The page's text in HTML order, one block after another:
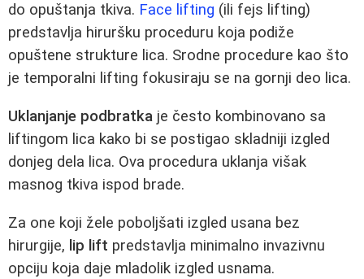
do opuštanja tkiva. Face lifting (ili fejs lifting)
predstavlja hiruršku proceduru koja podiže
opuštene strukture lica. Srodne procedure kao što
je temporalni lifting fokusiraju se na gornji deo lica.
Uklanjanje podbratka je često kombinovano sa
liftingom lica kako bi se postigao skladniji izgled
donjeg dela lica. Ova procedura uklanja višak
masnog tkiva ispod brade.
Za one koji žele poboljšati izgled usana bez
hirurgije, lip lift predstavlja minimalno invazivnu
opciju koja daje mladolik izgled usnama.